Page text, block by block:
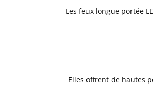
Les feux longue portée
Elles offrent de hautes